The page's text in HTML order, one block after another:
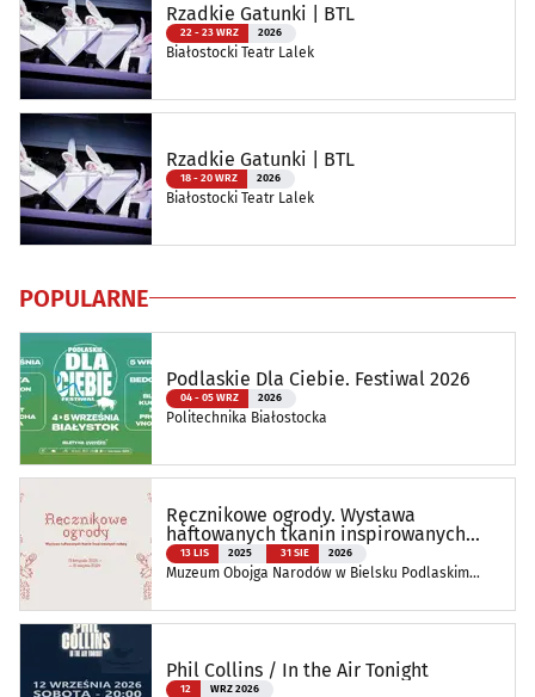
Rzadkie Gatunki | BTL
22 - 23 WRZ 2026
Białostocki Teatr Lalek
Rzadkie Gatunki | BTL
18 - 20 WRZ 2026
Białostocki Teatr Lalek
POPULARNE
Podlaskie Dla Ciebie. Festiwal 2026
04 - 05 WRZ 2026
Politechnika Białostocka
Ręcznikowe ogrody. Wystawa
haftowanych tkanin inspirowanych
naturą
13 LIS 2025 31 SIE 2026
Muzeum Obojga Narodów w Bielsku Podlaskim
Phil Collins / In the Air Tonight
12 WRZ 2026